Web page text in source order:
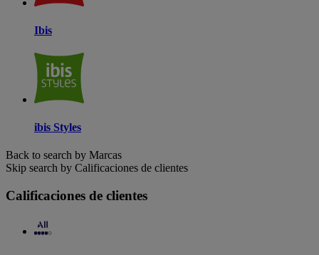
Ibis
ibis Styles
Back to search by Marcas
Skip search by Calificaciones de clientes
Calificaciones de clientes